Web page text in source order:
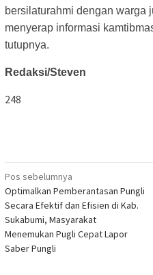
bersilaturahmi dengan warga
menyerap informasi
tutupnya.
Redaksi/Steven
248
Navigasi
pos
Pos sebelumnya
Optimalkan Pemberantasan Pungli
Secara Efektif dan Efisien di Kab.
Sukabumi, Masyarakat
Menemukan Pugli Cepat Lapor
Saber Pungli